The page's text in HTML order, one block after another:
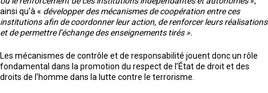
ainsi qu’à « développer des mécanismes de coopération entre ces
institutions afin de coordonner leur action, de renforcer leurs réalisations
et de permettre l’échange des enseignements tirés ».
Les mécanismes de contrôle et de responsabilité jouent donc un rôle
fondamental dans la promotion du respect de l’État de droit et des
droits de l’homme dans la lutte contre le terrorisme.